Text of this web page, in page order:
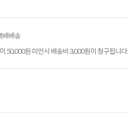
배배송
50,000원 미만시 배송비 3,000원이 청구됩니다.